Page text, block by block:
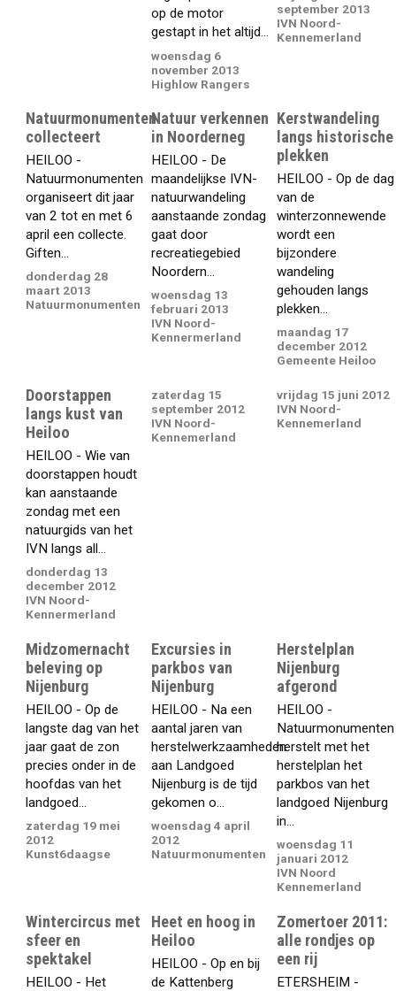
op de motor
gestapt in het altijd...
woensdag 6
november 2013
Highlow Rangers
september 2013
IVN Noord-
Kennemerland
Natuurmonumenten
collecteert
HEILOO -
Natuurmonumenten
organiseert dit jaar
van 2 tot en met 6
april een collecte.
Giften...
donderdag 28
maart 2013
Natuurmonumenten
Natuur verkennen
in Noorderneg
HEILOO - De
maandelijkse IVN-
natuurwandeling
aanstaande zondag
gaat door
recreatiegebied
Noordern...
woensdag 13
februari 2013
IVN Noord-
Kennermerland
Kerstwandeling
langs historische
plekken
HEILOO - Op de dag
van de
winterzonnewende
wordt een
bijzondere
wandeling
gehouden langs
plekken...
maandag 17
december 2012
Gemeente Heiloo
Doorstappen
langs kust van
Heiloo
HEILOO - Wie van
doorstappen houdt
kan aanstaande
zondag met een
natuurgids van het
IVN langs all...
donderdag 13
december 2012
IVN Noord-
Kennermerland
zaterdag 15
september 2012
IVN Noord-
Kennemerland
vrijdag 15 juni 2012
IVN Noord-
Kennemerland
Midzomernacht
beleving op
Nijenburg
HEILOO - Op de
langste dag van het
jaar gaat de zon
precies onder in de
hoofdas van het
landgoed...
zaterdag 19 mei
2012
Kunst6daagse
Excursies in
parkbos van
Nijenburg
HEILOO - Na een
aantal jaren van
herstelwerkzaamheden
aan Landgoed
Nijenburg is de tijd
gekomen o...
woensdag 4 april
2012
Natuurmonumenten
Herstelplan
Nijenburg
afgerond
HEILOO -
Natuurmonumenten
herstelt met het
herstelplan het
parkbos van het
landgoed Nijenburg
in...
woensdag 11
januari 2012
IVN Noord
Kennemerland
Wintercircus met
sfeer en
spektakel
HEILOO - Het
Heet en hoog in
Heiloo
HEILOO - Op en bij
de Kattenberg
Zomertoer 2011:
alle rondjes op
een rij
ETERSHEIM -